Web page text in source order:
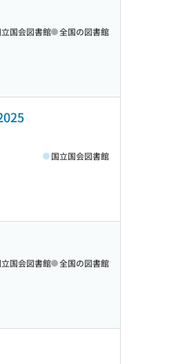
立国会図書館 全国の図書館
国立国会図書館
立国会図書館 全国の図書館